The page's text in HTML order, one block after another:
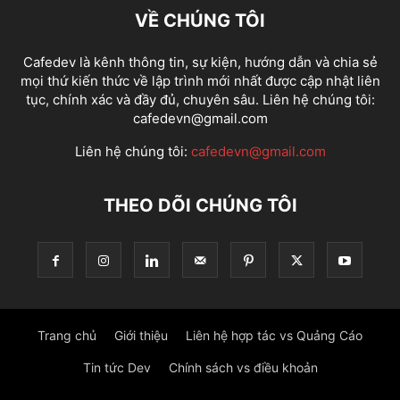
VỀ CHÚNG TÔI
Cafedev là kênh thông tin, sự kiện, hướng dẫn và chia sẻ
mọi thứ kiến thức về lập trình mới nhất được cập nhật liên
tục, chính xác và đầy đủ, chuyên sâu. Liên hệ chúng tôi:
cafedevn@gmail.com
Liên hệ chúng tôi: cafedevn@gmail.com
THEO DÕI CHÚNG TÔI
Trang chủ Giới thiệu Liên hệ hợp tác vs Quảng Cáo
Tin tức Dev Chính sách vs điều khoản